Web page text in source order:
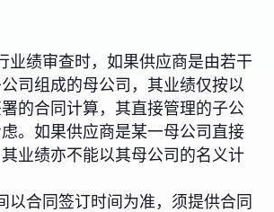
业绩审查时，如果供应商是由若干
司组成的母公司，其业绩仅按以
的合同计算，其直接管理的子公
。如果供应商是某一母公司直接
业绩亦不能以其母公司的名义计
以合同签订时间为准，须提供合同